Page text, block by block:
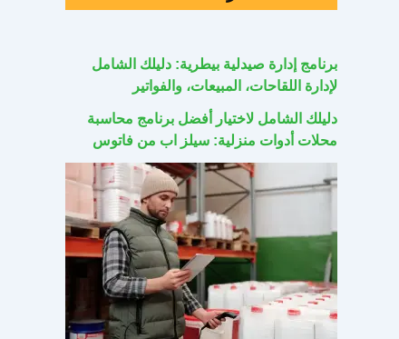
برنامج إدارة صيدلية بيطرية: دليلك الشامل
لإدارة اللقاحات، المبيعات، والفواتير
دليلك الشامل لاختيار أفضل برنامج محاسبة
محلات أدوات منزلية: سيلز اب من فاتوس